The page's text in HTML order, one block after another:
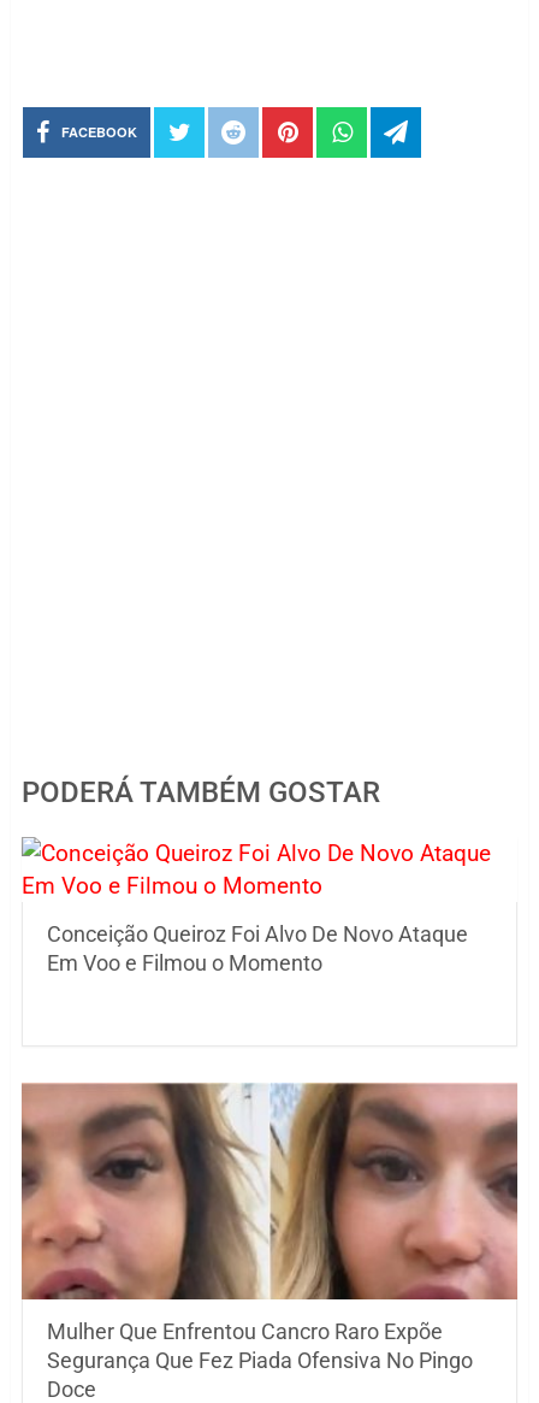
FACEBOOK
PODERÁ TAMBÉM GOSTAR
Conceição Queiroz Foi Alvo De Novo Ataque
Em Voo e Filmou o Momento
Mulher Que Enfrentou Cancro Raro Expõe
Segurança Que Fez Piada Ofensiva No Pingo
Doce